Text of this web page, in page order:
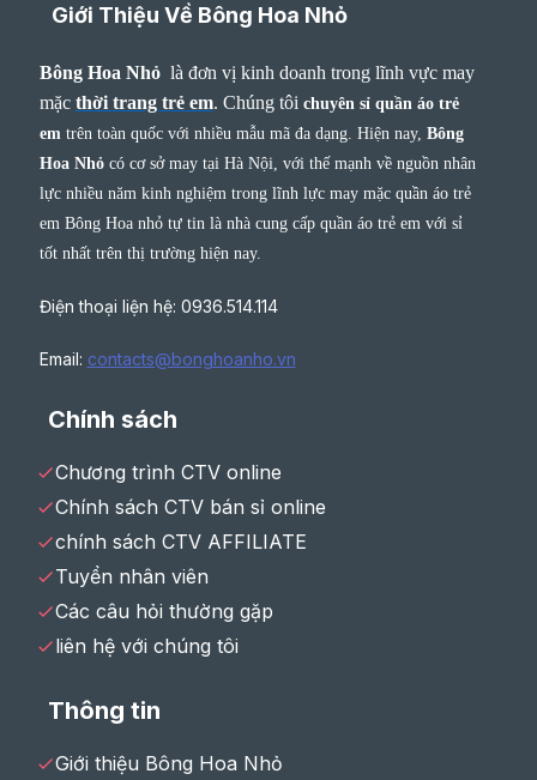
Giới Thiệu Về Bông Hoa Nhỏ
Bông Hoa Nhỏ là đơn vị kinh doanh trong lĩnh vực may
mặc thời trang trẻ em. Chúng tôi chuyên sỉ quần áo trẻ
em trên toàn quốc với nhiều mẫu mã đa dạng. Hiện nay, Bông
Hoa Nhỏcó cơ sở may tại Hà Nội, với thế mạnh về nguồn nhân
lực nhiều năm kinh nghiệm trong lĩnh lực may mặc quần áo trẻ
em Bông Hoa nhỏ tự tin là nhà cung cấp quần áo trẻ em với sỉ
tốt nhất trên thị trường hiện nay.
Điện thoại liện hệ: 0936.514.114
Email: contacts@bonghoanho.vn
Chính sách
Chương trình CTV online
Chính sách CTV bán sỉ online
chính sách CTV AFFILIATE
Tuyển nhân viên
Các câu hỏi thường gặp
liên hệ với chúng tôi
Thông tin
Giới thiệu Bông Hoa Nhỏ